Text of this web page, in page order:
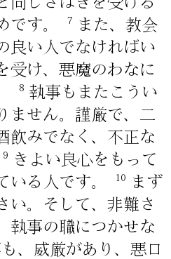
です。
7
また、教会
良い人でなければい
受け、悪魔のわなに
8 執事もまたこうい
ません。謹厳で、二
飲みでなく、不正な
9
きよい良心をもって
いる人です。
10
まず
い。そして、非難さ
執事の職につかせな
、威厳があり、悪口